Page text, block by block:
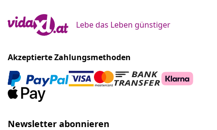
Lebe das Leben günstiger
Akzeptierte Zahlungsmethoden
Newsletter abonnieren